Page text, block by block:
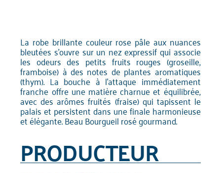
La robe brillante couleur rose pâle aux nuances
bleutées s'ouvre sur un nez expressif qui associe
les odeurs des petits fruits rouges (groseille,
framboise) à des notes de plantes aromatiques
(thym). La bouche à l'attaque immédiatement
franche offre une matière charnue et équilibrée,
avec des arômes fruités (fraise) qui tapissent le
palais et persistent dans une finale harmonieuse
et élégante. Beau Bourgueil rosé gourmand.
PRODUCTEUR